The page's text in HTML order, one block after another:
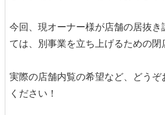
今回、現オーナー様が店舗の居抜き
ては、別事業を立ち上げるための閉
実際の店舗内覧の希望など、どう
ください！